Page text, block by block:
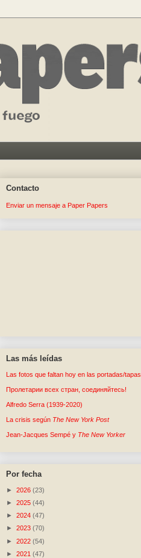
Contacto
Enviar un mensaje a Paper Papers
Las más leídas
Las fotos que faltan hoy en las portadas/tapas
Пролетарии всех стран, соединяйтесь!
Alfredo Serra (1939-2020)
La crisis según The New York Post
Jean-Jacques Sempé y The New Yorker
Por fecha
► 2026 (23)
► 2025 (44)
► 2024 (47)
► 2023 (70)
► 2022 (54)
► 2021 (47)